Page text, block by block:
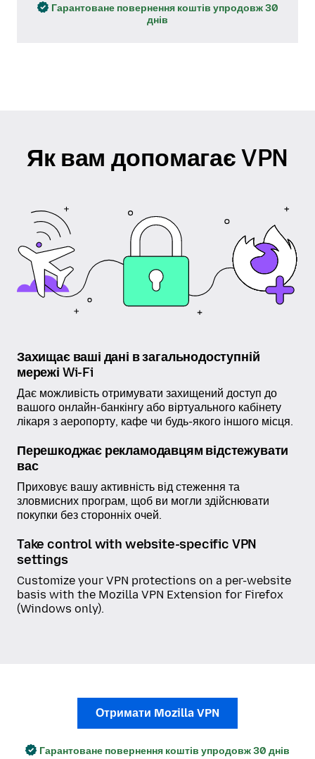
Гарантоване повернення коштів упродовж 30
днів
Як вам допомагає VPN
Захищає ваші дані в загальнодоступній
мережі Wi-Fi
Дає можливість отримувати захищений доступ до
вашого онлайн-банкінгу або віртуального кабінету
лікаря з аеропорту, кафе чи будь-якого іншого місця.
Перешкоджає рекламодавцям відстежувати
вас
Приховує вашу активність від стеження та
зловмисних програм, щоб ви могли здійснювати
покупки без сторонніх очей.
Take control with website-specific VPN
settings
Customize your VPN protections on a per-website
basis with the Mozilla VPN Extension for Firefox
(Windows only).
Отримати Mozilla VPN
Гарантоване повернення коштів упродовж 30 днів